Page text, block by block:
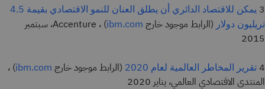
3
يمكن للاقتصاد الدائري أن يطلق العنان للنمو الاقتصادي بقيمة 4.5
تريليون دولار (الرابط موجود خارج ibm.com
) ، Accenture، سبتمبر
2015
4 تقرير المخاطر العالمية لعام 2020 (الرابط موجود خارج ibm.com) ،
المنتدى الاقتصادي العالمي، يناير 2020